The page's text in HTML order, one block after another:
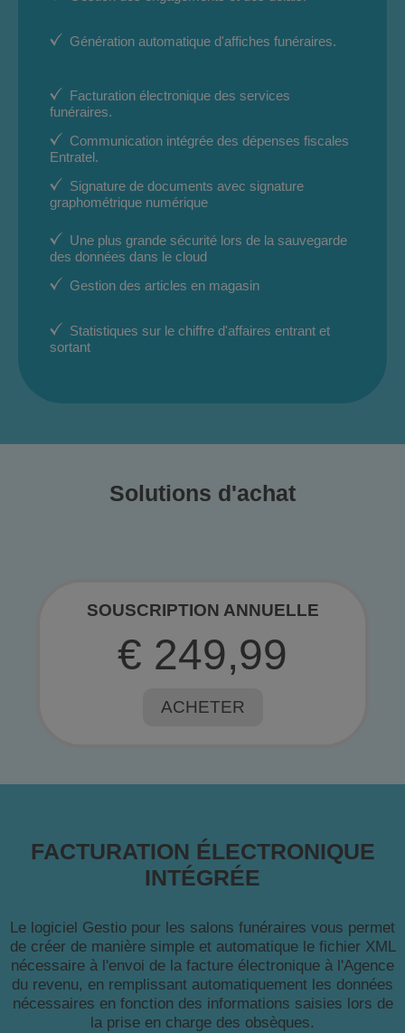
Génération automatique d'affiches funéraires.
Facturation électronique des services
funéraires.
Communication intégrée des dépenses fiscales
Entratel.
Signature de documents avec signature
graphométrique numérique
Une plus grande sécurité lors de la sauvegarde
des données dans le cloud
Gestion des articles en magasin
Statistiques sur le chiffre d'affaires entrant et
sortant
Solutions d'achat
SOUSCRIPTION ANNUELLE
€ 249,99
ACHETER
FACTURATION ÉLECTRONIQUE
INTÉGRÉE
Le logiciel Gestio pour les salons funéraires vous permet
de créer de manière simple et automatique le fichier XML
nécessaire à l'envoi de la facture électronique à l'Agence
du revenu, en remplissant automatiquement les données
nécessaires en fonction des informations saisies lors de
la prise en charge des obsèques.